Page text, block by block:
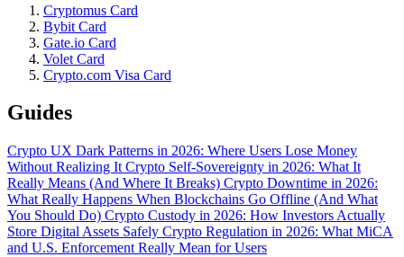
Cryptomus Card
Bybit Card
Gate.io Card
Volet Card
Crypto.com Visa Card
Guides
Crypto UX Dark Patterns in 2026: Where Users Lose Money
Without Realizing It Crypto Self-Sovereignty in 2026: What It
Really Means (And Where It Breaks) Crypto Downtime in 2026:
What Really Happens When Blockchains Go Offline (And What
You Should Do) Crypto Custody in 2026: How Investors Actually
Store Digital Assets Safely Crypto Regulation in 2026: What MiCA
and U.S. Enforcement Really Mean for Users